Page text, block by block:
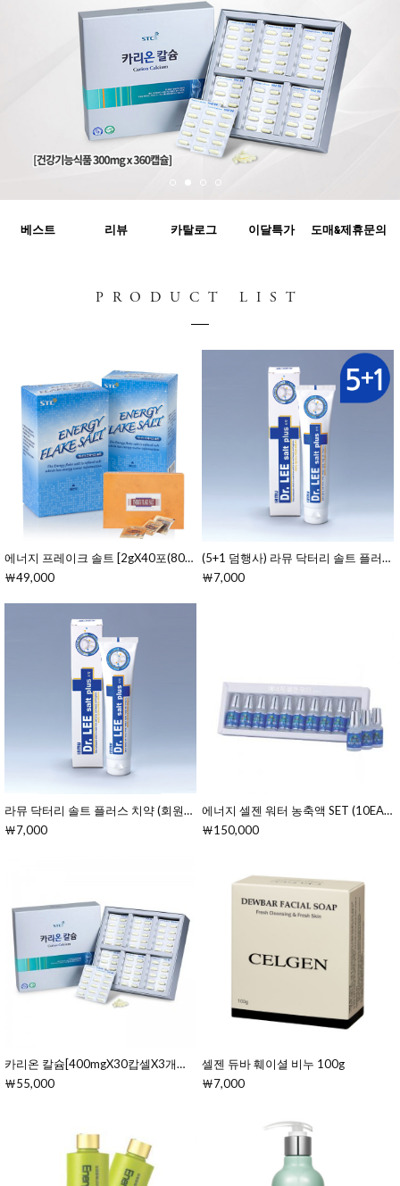
베스트 리뷰 카탈로그 이달특가 도매&제휴문의
PRODUCT LIST
에너지 프레이크 솔트 [2gX40포(80g)]
￦49,000
(5+1 덤행사) 라뮤 닥터리 솔트 플러스 치약
￦7,000
라뮤 닥터리 솔트 플러스 치약 (회원전용)
￦7,000
에너지 셀젠 워터 농축액 SET (10EA)[7gX10ea(70g)]
￦150,000
카리온 칼슘[400mgX30캅셀X3개입(경질캅셀/15일분)]
￦55,000
셀젠 듀바 훼이셜 비누 100g
￦7,000